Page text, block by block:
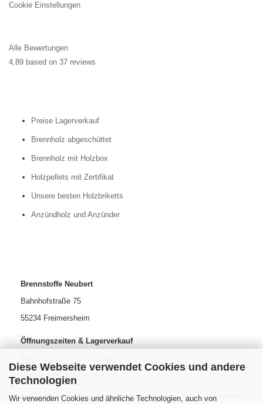
Diese Webseite verwendet Cookies und andere
Technologien
Wir verwenden Cookies und ähnliche Technologien, auch von
Cookie Einstellungen
Alle Bewertungen
4,89 based on 37 reviews
Preise Lagerverkauf
Brennholz abgeschüttet
Brennholz mit Holzbox
Holzpellets mit Zertifikat
Unsere besten Holzbriketts
Anzündholz und Anzünder
Brennstoffe Neubert
Bahnhofstraße 75
55234 Freimersheim
Öffnungszeiten & Lagerverkauf
Samstag:
geschlossen